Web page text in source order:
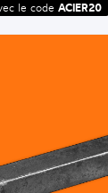
le code ACIER20